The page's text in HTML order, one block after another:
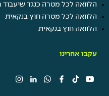
הלוואה לכל מטרה כנגד שיעבוד
הלוואה לכל מטרה חוץ בנקאית
הלוואה חוץ בנקאית
עקבו אחרינו